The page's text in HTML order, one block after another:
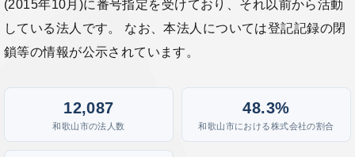
(2015年10月)に番号指定を受けており、それ以前から活動
している法人です。 なお、本法人については登記記録の閉
鎖等の情報が公示されています。
12,087
和歌山市の法人数
48.3%
和歌山市における株式会社の割合